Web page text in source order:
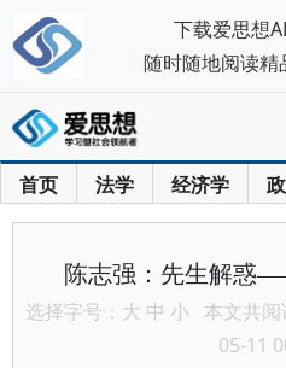
首页 法学 经济学
陈志强：先生解惑
选择字号： 大 中 小 本文共
05-11
下载爱思想
随时随地阅读精